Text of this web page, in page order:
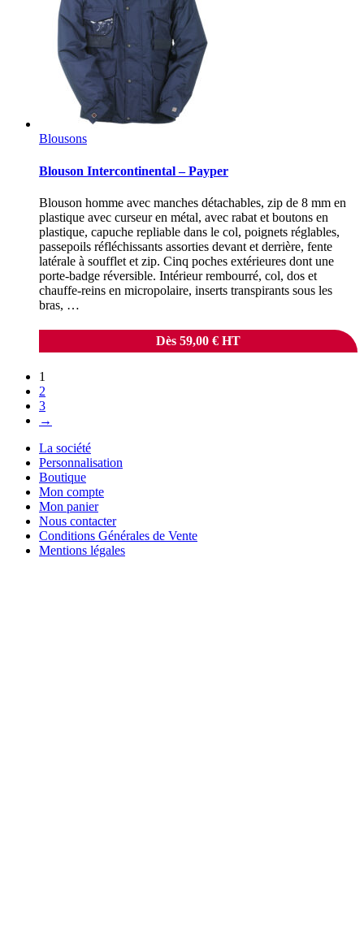
Blousons
Blouson Intercontinental – Payper
Blouson homme avec manches détachables, zip de 8 mm en
plastique avec curseur en métal, avec rabat et boutons en
plastique, capuche repliable dans le col, poignets réglables,
passepoils réfléchissants assorties devant et derrière, fente
latérale à soufflet et zip. Cinq poches extérieures dont une
porte-badge réversible. Intérieur rembourré, col, dos et
chauffe-reins en micropolaire, inserts transpirants sous les
bras, …
Dès 59,00 € HT
1
2
3
→
La société
Personnalisation
Boutique
Mon compte
Mon panier
Nous contacter
Conditions Générales de Vente
Mentions légales